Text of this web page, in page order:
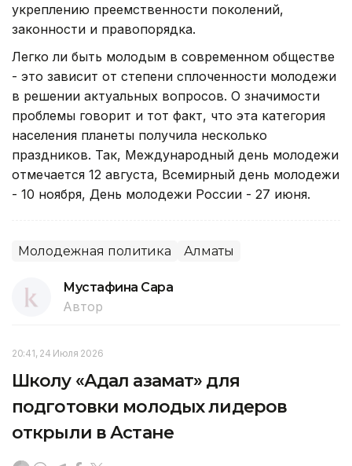
укреплению преемственности поколений,
законности и правопорядка.
Легко ли быть молодым в современном обществе
- это зависит от степени сплоченности молодежи
в решении актуальных вопросов. О значимости
проблемы говорит и тот факт, что эта категория
населения планеты получила несколько
праздников. Так, Международный день молодежи
отмечается 12 августа, Всемирный день молодежи
- 10 ноября, День молодежи России - 27 июня.
Молодежная политика Алматы
Мустафина Сара
Автор
20:41, 24 Июля 2026
Школу «Адал азамат» для
подготовки молодых лидеров
открыли в Астане